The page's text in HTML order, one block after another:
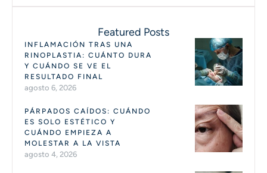
Featured Posts
INFLAMACIÓN TRAS UNA
RINOPLASTIA: CUÁNTO DURA
Y CUÁNDO SE VE EL
RESULTADO FINAL
agosto 6, 2026
PÁRPADOS CAÍDOS: CUÁNDO
ES SOLO ESTÉTICO Y
CUÁNDO EMPIEZA A
MOLESTAR A LA VISTA
agosto 4, 2026